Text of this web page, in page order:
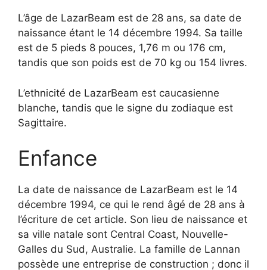
L’âge de LazarBeam est de 28 ans, sa date de
naissance étant le 14 décembre 1994. Sa taille
est de 5 pieds 8 pouces, 1,76 m ou 176 cm,
tandis que son poids est de 70 kg ou 154 livres.
L’ethnicité de LazarBeam est caucasienne
blanche, tandis que le signe du zodiaque est
Sagittaire.
Enfance
La date de naissance de LazarBeam est le 14
décembre 1994, ce qui le rend âgé de 28 ans à
l’écriture de cet article. Son lieu de naissance et
sa ville natale sont Central Coast, Nouvelle-
Galles du Sud, Australie. La famille de Lannan
possède une entreprise de construction ; donc il